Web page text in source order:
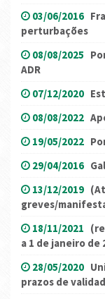
03/06/2016
perturbações
08/08/2025
ADR
07/12/2020
08/08/2022
19/05/2022
29/04/2016
13/12/2019
greves/
18/11/2021
a 1 de janeiro de
28/05/2020
prazos de